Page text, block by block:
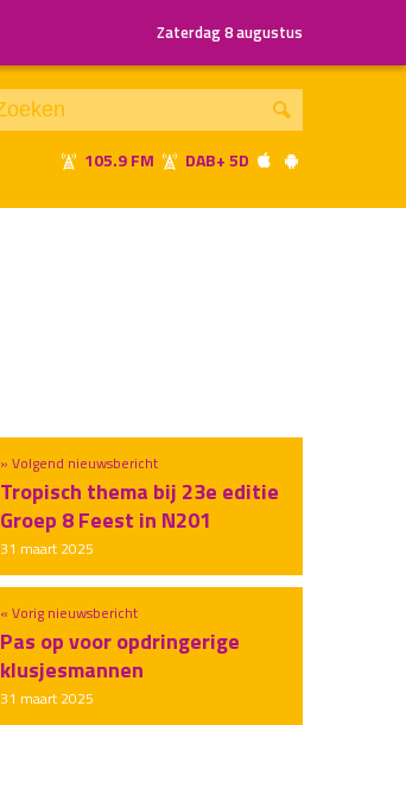
Zaterdag 8 augustus
105.9 FM DAB+ 5D
« Vorig nieuwsbericht
Pas op voor opdringerige
klusjesmannen
31 maart 2025
» Volgend nieuwsbericht
Tropisch thema bij 23e editie
Groep 8 Feest in N201
31 maart 2025